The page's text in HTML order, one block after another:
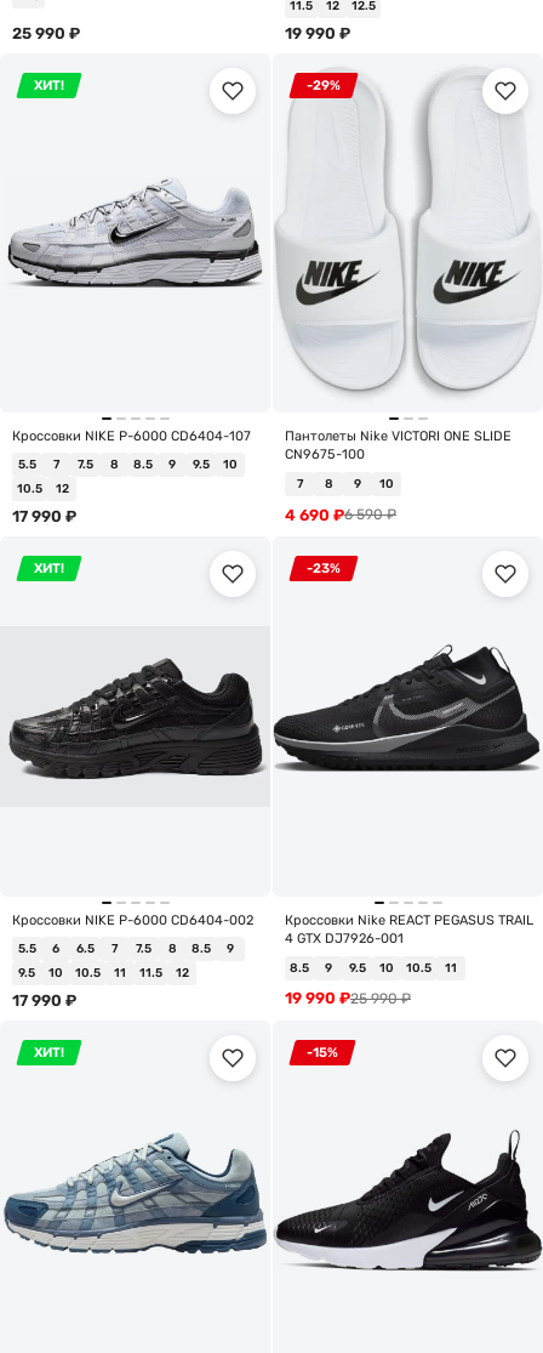
25 990 ₽
11.5
12 12.5
19 990 ₽
ХИТ!
Кроссовки NIKE P-6000 CD6404-107
5.5 7 7.5 8 8.5 9 9.5
10
10.5
12
17 990 ₽
-29%
Пантолеты Nike VICTORI ONE SLIDE
CN9675-100
7 8 9 10
6 590₽
4 690 ₽
ХИТ!
Кроссовки NIKE P-6000 CD6404-002
5.5 6 6.5 7 7.5 8 8.5
9
9.5
10 10.5 11 11.5 12
17 990 ₽
-23%
Кроссовки Nike REACT PEGASUS TRAIL
4 GTX DJ7926-001
8.5 9 9.5 10 10.5 11
25 990₽
19 990 ₽
ХИТ! -15%